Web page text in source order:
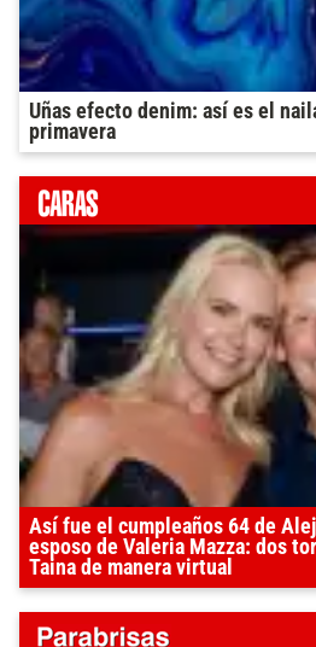
Uñas efecto denim: así es el
primavera
Así fue el cumpleaños 64 de
esposo de Valeria Mazza: dos
Taina de manera virtual